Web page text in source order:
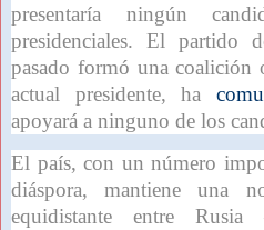
presentaría ningún
presidenciales. El partido
pasado formó una coalición
actual presidente, ha
apoyará a ninguno de los
El país, con un número
diáspora, mantiene una
equidistante entre